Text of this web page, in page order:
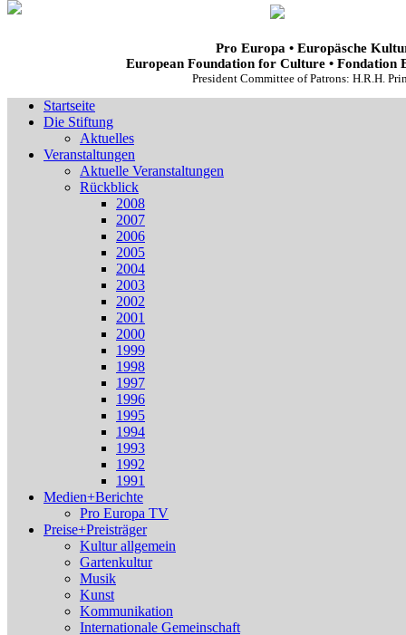
Pro Europa • Europäsche
European Foundation for Culture • Fondation
President Committee of Patrons: H.R.H.
Startseite
Die Stiftung
Aktuelles
Veranstaltungen
Aktuelle Veranstaltungen
Rückblick
2008
2007
2006
2005
2004
2003
2002
2001
2000
1999
1998
1997
1996
1995
1994
1993
1992
1991
Medien+Berichte
Pro Europa TV
Preise+Preisträger
Kultur allgemein
Gartenkultur
Musik
Kunst
Kommunikation
Internationale Gemeinschaft